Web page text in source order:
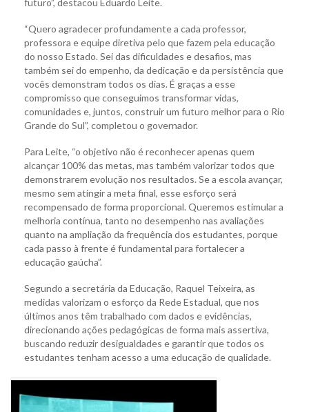
futuro”, destacou Eduardo Leite.
“Quero agradecer profundamente a cada professor,
professora e equipe diretiva pelo que fazem pela educação
do nosso Estado. Sei das dificuldades e desafios, mas
também sei do empenho, da dedicação e da persistência que
vocês demonstram todos os dias. É graças a esse
compromisso que conseguimos transformar vidas,
comunidades e, juntos, construir um futuro melhor para o Rio
Grande do Sul”, completou o governador.
Para Leite, “o objetivo não é reconhecer apenas quem
alcançar 100% das metas, mas também valorizar todos que
demonstrarem evolução nos resultados. Se a escola avançar,
mesmo sem atingir a meta final, esse esforço será
recompensado de forma proporcional. Queremos estimular a
melhoria contínua, tanto no desempenho nas avaliações
quanto na ampliação da frequência dos estudantes, porque
cada passo à frente é fundamental para fortalecer a
educação gaúcha”.
Segundo a secretária da Educação, Raquel Teixeira, as
medidas valorizam o esforço da Rede Estadual, que nos
últimos anos têm trabalhado com dados e evidências,
direcionando ações pedagógicas de forma mais assertiva,
buscando reduzir desigualdades e garantir que todos os
estudantes tenham acesso a uma educação de qualidade.